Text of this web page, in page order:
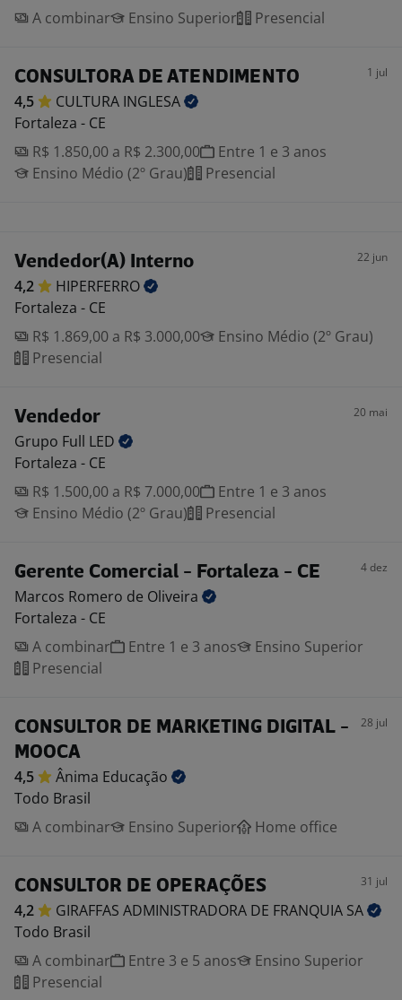
A combinar
Ensino Superior Presencial
CONSULTORA DE ATENDIMENTO 1 jul
4,5 CULTURA INGLESA
Fortaleza - CE
R$ 1.850,00 a R$ 2.300,00
Entre 1 e 3 anos
Ensino Médio (2º Grau)
Presencial
Vendedor(A) Interno 22 jun
4,2
HIPERFERRO
Fortaleza - CE
R$ 1.869,00 a R$ 3.000,00
Ensino Médio (2º Grau)
Presencial
Vendedor 20 mai
Grupo Full LED
Fortaleza - CE
R$ 1.500,00 a R$ 7.000,00
Entre 1 e 3 anos
Ensino Médio (2º Grau)
Presencial
Gerente Comercial - Fortaleza - CE 4 dez
Marcos Romero de Oliveira
Fortaleza - CE
A combinar
Entre 1 e 3 anos
Ensino Superior
Presencial
CONSULTOR DE MARKETING DIGITAL -
MOOCA
28 jul
4,5 Ânima Educação
Todo Brasil
A combinar
Ensino Superior Home office
CONSULTOR DE OPERAÇÕES 31 jul
4,2 GIRAFFAS ADMINISTRADORA DE FRANQUIA SA
Todo Brasil
A combinar
Entre 3 e 5 anos
Ensino Superior
Presencial